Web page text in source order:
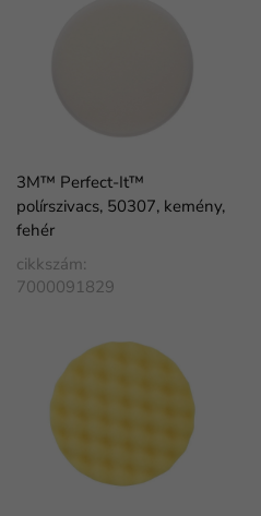
3M™ Perfect-It™
polírszivacs, 50307, kemény,
fehér
cikkszám:
7000091829